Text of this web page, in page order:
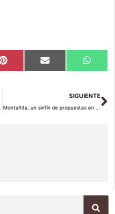
Compartir
en
Pinterest Compartir
en
Email
en
SIGUIENTE
Montañita, un sinfín de propuestas en Ecuador